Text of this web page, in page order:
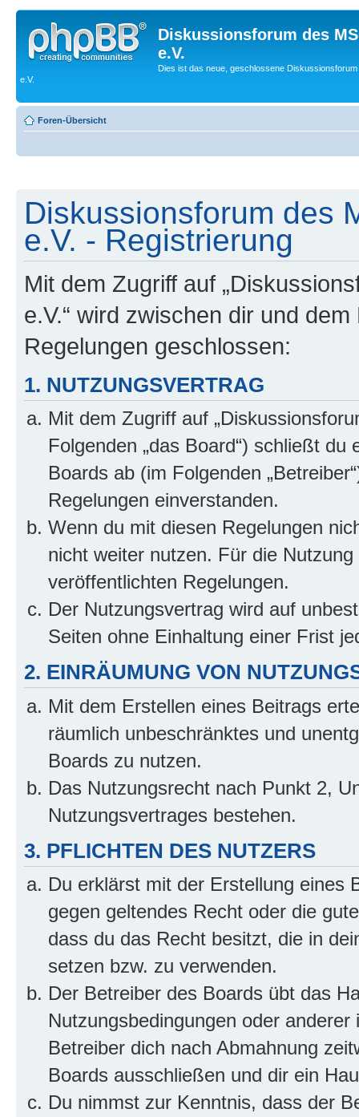
Diskussionsforum des
e.V.
Dies ist das neue, geschlossene
e.V.
Foren-Übersicht
Diskussionsforum des
e.V. - Registrierung
Mit dem Zugriff auf
e.V.“ wird zwischen dir und
Regelungen geschlossen:
1. NUTZUNGSVERTRAG
Mit dem Zugriff auf
Folgenden „das Board“) schließt
Boards ab (im Folgenden
Regelungen einverstanden.
Wenn du mit diesen Regelungen
nicht weiter nutzen. Für die
veröffentlichten Regelungen.
Der Nutzungsvertrag wird auf
Seiten ohne Einhaltung einer Frist
2. EINRÄUMUNG VON
Mit dem Erstellen eines Beitrags
räumlich unbeschränktes und
Boards zu nutzen.
Das Nutzungsrecht nach Punkt 2,
Nutzungsvertrages bestehen.
3. PFLICHTEN DES NUTZERS
Du erklärst mit der Erstellung eines
gegen geltendes Recht oder die
dass du das Recht besitzt, die in
setzen bzw. zu verwenden.
Der Betreiber des Boards übt das
Nutzungsbedingungen oder
Betreiber dich nach Abmahnung
Boards ausschließen und dir ein
Du nimmst zur Kenntnis, dass der